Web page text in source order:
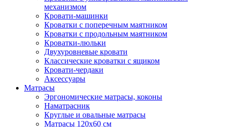
механизмом
Кровати-машинки
Кроватки с поперечным маятником
Кроватки с продольным маятником
Кроватки-люльки
Двухуровневые кровати
Классические кроватки с ящиком
Кровати-чердаки
Аксессуары
Матрасы
Эргономические матрасы, коконы
Наматрасник
Круглые и овальные матрасы
Матрасы 120х60 см